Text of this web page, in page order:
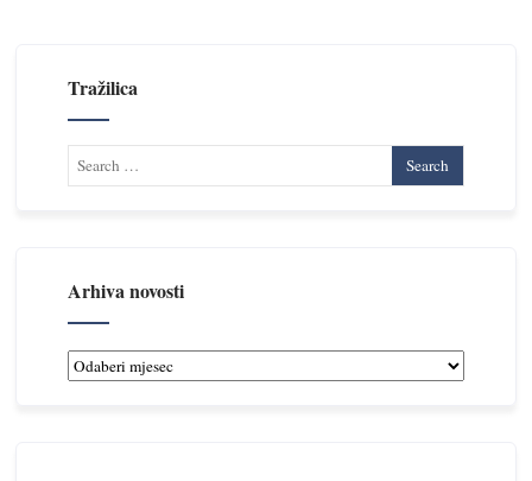
Tražilica
Arhiva novosti
Arhiva